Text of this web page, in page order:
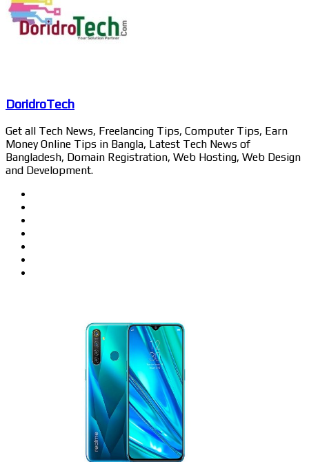
DoridroTech
Get all Tech News, Freelancing Tips, Computer Tips, Earn
Money Online Tips in Bangla, Latest Tech News of
Bangladesh, Domain Registration, Web Hosting, Web Design
and Development.